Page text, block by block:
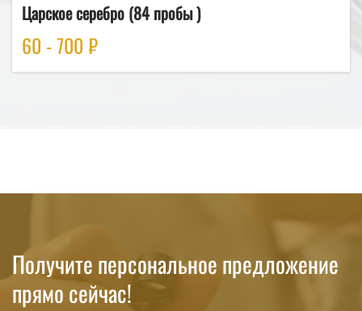
Царское серебро (84 пробы )
60 - 700 ₽
Получите персональное предложение
прямо сейчас!